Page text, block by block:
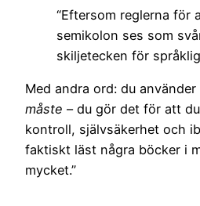
“Eftersom reglerna för
semikolon ses som
skiljetecken för
Med andra ord: du
måste – du gör det för att du
kontroll, självsäkerhet och
faktiskt läst några böcker i
mycket.”